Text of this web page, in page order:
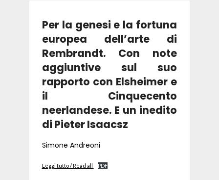
Per la genesi e la fortuna
europea dell’arte di
Rembrandt. Con note
aggiuntive sul suo
rapporto con Elsheimer e
il Cinquecento
neerlandese. E un inedito
di Pieter Isaacsz
Simone Andreoni
Leggi tutto / Read all PDF